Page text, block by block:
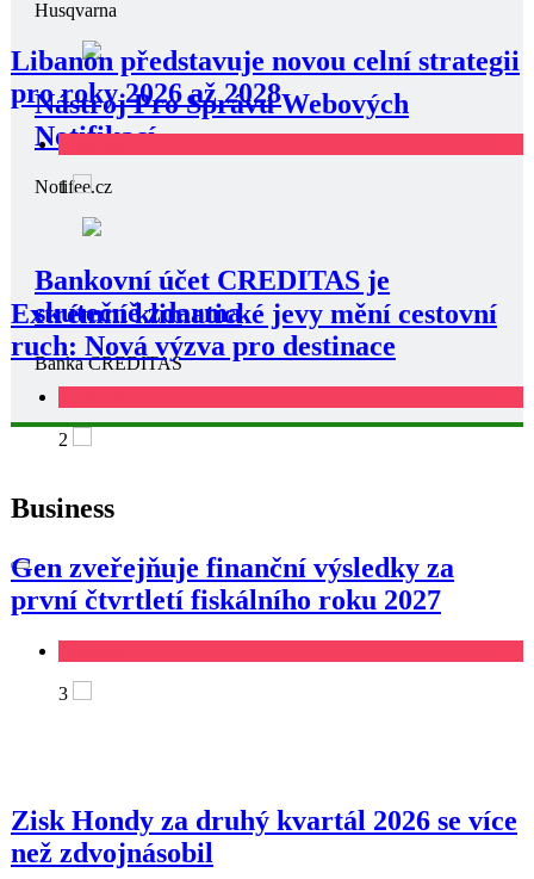
Husqvarna
Nástroj Pro Správu Webových
Notifikací
Notifee.cz
Bankovní účet CREDITAS je
skutečně zdarma
Banka CREDITAS
Business
Libanon představuje novou celní strategii
pro roky 2026 až 2028
1
Extrémní klimatické jevy mění cestovní
ruch: Nová výzva pro destinace
2
Gen zveřejňuje finanční výsledky za
první čtvrtletí fiskálního roku 2027
3
Zisk Hondy za druhý kvartál 2026 se více
než zdvojnásobil